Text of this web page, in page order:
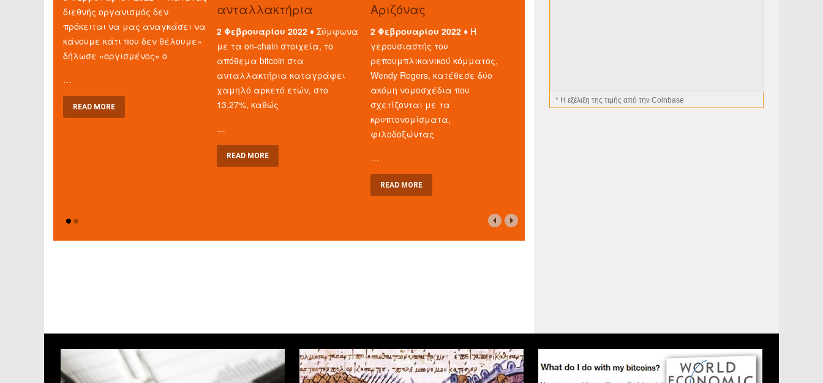
διεθνής οργανισμός δεν
πρόκειται να μας αναγκάσει να
κάνουμε κάτι που δεν θέλουμε»
δήλωσε «οργισμένος» ο
…
READ MORE
ανταλλακτήρια
2 Φεβρουαρίου 2022 ♦Σύμφωνα
με τα on-chain στοιχεία, το
απόθεμα bitcoin στα
ανταλλακτήρια καταγράφει
χαμηλό αρκετό ετών, στο
13,27%, καθώς
…
READ MORE
Αριζόνας
2 Φεβρουαρίου 2022 ♦ Η
γερουσιαστής του
ρεπουμπλικανικού κόμματος,
Wendy Rogers, κατέθεσε δύο
ακόμη νομοσχέδια που
σχετίζονται με τα
κρυπτονομίσματα,
φιλοδοξώντας
…
READ MORE
* H εξέλιξη της τιμής από την Coinbase